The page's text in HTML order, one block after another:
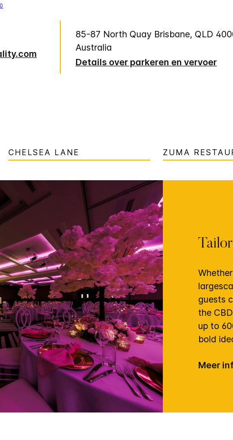
85-87 North Quay Brisbane, QLD
Australia
Details over parkeren en vervoer
CHELSEA LANE ZUMA
guests
the
up to
bold
Meer